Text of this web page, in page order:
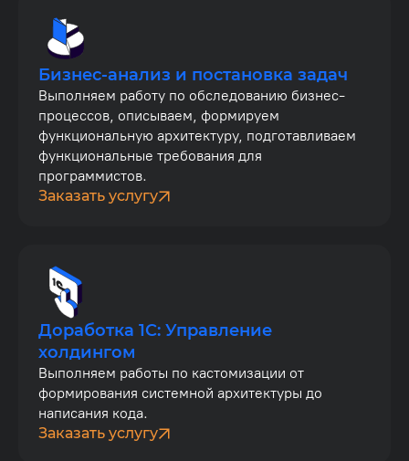
Бизнес-анализ и постановка задач
Выполняем работу по обследованию бизнес-
процессов, описываем, формируем
функциональную архитектуру, подготавливаем
функциональные требования для
программистов.
Заказать услугу
Доработка 1С: Управление
холдингом
Выполняем работы по кастомизации от
формирования системной архитектуры до
написания кода.
Заказать услугу